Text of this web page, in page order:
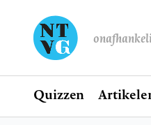
Home
Quizzen